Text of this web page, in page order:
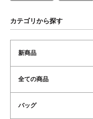
カテゴリから探す
新商品
全ての商品
バッグ